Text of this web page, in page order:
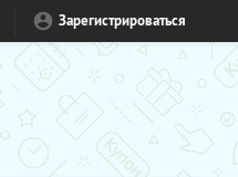
Зарегистрироваться